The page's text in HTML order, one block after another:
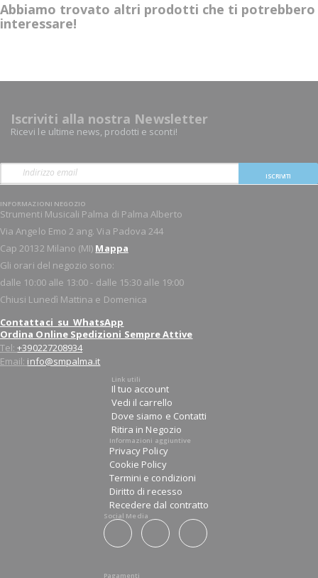
Abbiamo trovato altri prodotti che ti potrebbero
interessare!
Iscriviti alla nostra Newsletter
Ricevi le ultime news, prodotti e sconti!
ISCRIVITI
INFORMAZIONI NEGOZIO
Strumenti Musicali Palma di Palma Alberto
Via Angelo Emo 2 ang. Via Padova 244
Cap 20132 Milano (MI) Mappa
Gli orari del negozio sono:
dalle 10:00 alle 13:00 - dalle 15:30 alle 19:00
Chiusi Lunedì Mattina e Domenica
Contattaci su WhatsApp
Ordina Online Spedizioni Sempre Attive
Tel:+390227208934
Email: info@smpalma.it
Link utili
Il tuo account
Vedi il carrello
Dove siamo e Contatti
Ritira in Negozio
Informazioni aggiuntive
Privacy Policy
Cookie Policy
Termini e condizioni
Diritto di recesso
Recedere dal contratto
Social Media
Pagamenti